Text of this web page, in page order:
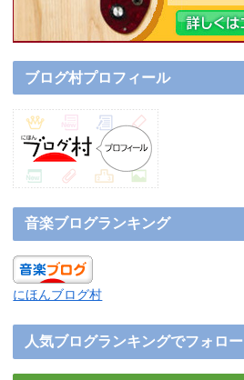
ブログ村プロフィール
音楽ブログランキング
にほんブログ村
人気ブログランキングでフォロー